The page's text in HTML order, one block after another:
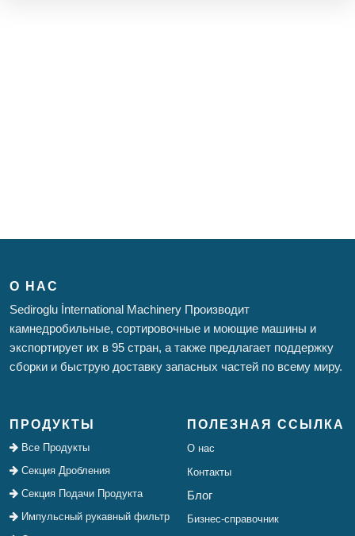
О НАС
Sediroglu İnternational Machinery Производит
камнедробильные, сортировочные и моющие машины и
экспортирует их в 95 стран, а также предлагает поддержку
сборки и быструю доставку запасных частей по всему миру.
ПРОДУКТЫ
Все Продукты
Секция Дробления
Секция Подачи Продукта
Импульсный рукавный фильтр
ПОЛЕЗНАЯ ССЫЛКА
О нас
Контакты
Блог
Бизнес-справочник